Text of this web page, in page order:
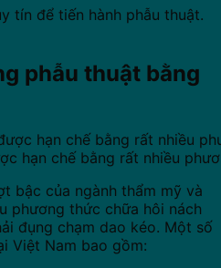
tín để tiến hành phẫu thuật.
phẫu thuật bằng
hạn chế bằng rất nhiều
bậc của ngành thẩm mỹ và
phương thức chữa hôi nách
đụng chạm dao kéo. Một số
Việt Nam bao gồm: